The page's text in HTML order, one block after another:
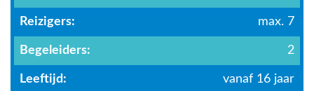
Reizigers: max. 7
Begeleiders: 2
Leeftijd: vanaf 16 jaar